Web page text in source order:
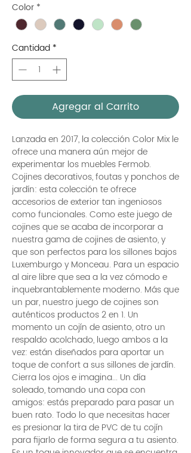
Color *
Cantidad *
Agregar al Carrito
Lanzada en 2017, la colección Color Mix le
ofrece una manera aún mejor de
experimentar los muebles Fermob.
Cojines decorativos, foutas y ponchos de
jardín: esta colección te ofrece
accesorios de exterior tan ingeniosos
como funcionales. Como este juego de
cojines que se acaba de incorporar a
nuestra gama de cojines de asiento, y
que son perfectos para los sillones bajos
Luxemburgo y Monceau. Para un espacio
al aire libre que sea a la vez cómodo e
inquebrantablemente moderno. Más que
un par, nuestro juego de cojines son
auténticos productos 2 en 1. Un
momento un cojín de asiento, otro un
respaldo acolchado, luego ambos a la
vez: están diseñados para aportar un
toque de confort a sus sillones de jardín.
Cierra los ojos e imagina... Un día
soleado, tomando una copa con
amigos: estás preparado para pasar un
buen rato. Todo lo que necesitas hacer
es presionar la tira de PVC de tu cojín
para fijarlo de forma segura a tu asiento.